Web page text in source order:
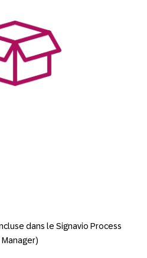
dans le Signavio Process